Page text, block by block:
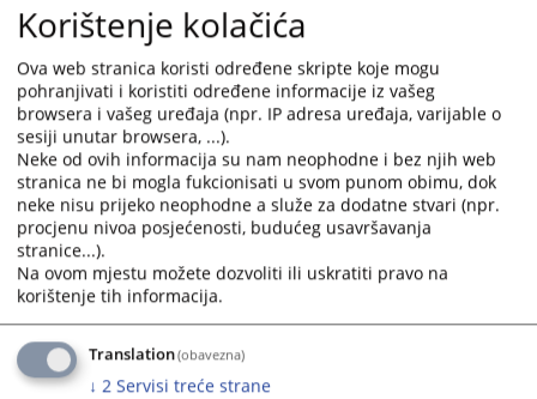
Korištenje kolačića
Ova web stranica koristi određene skripte koje mogu
pohranjivati i koristiti određene informacije iz vašeg
browsera i vašeg uređaja (npr. IP adresa uređaja, varijable o
sesiji unutar browsera, ...).
Neke od ovih informacija su nam neophodne i bez njih web
stranica ne bi mogla fukcionisati u svom punom obimu, dok
neke nisu prijeko neophodne a služe za dodatne stvari (npr.
procjenu nivoa posjećenosti, budućeg usavršavanja
stranice...).
Na ovom mjestu možete dozvoliti ili uskratiti pravo na
korištenje tih informacija.
Translation(obavezna)
↓ 2 Servisi treće strane